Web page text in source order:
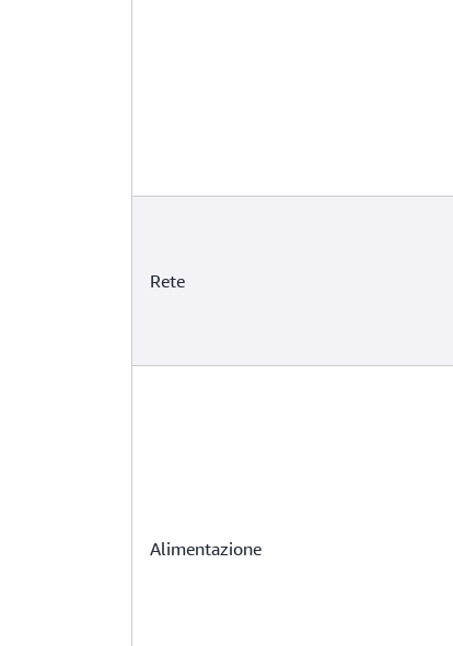
Rete
Alimentazione